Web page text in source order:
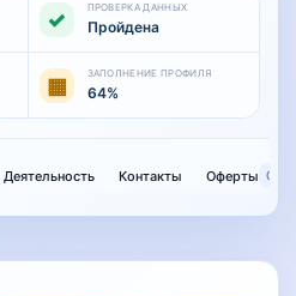
✓ ПРОВЕРКА ДАННЫХ
Пройдена
▦ ЗАПОЛНЕНИЕ ПРОФИЛЯ
64%
Деятельность Контакты Оферты 0